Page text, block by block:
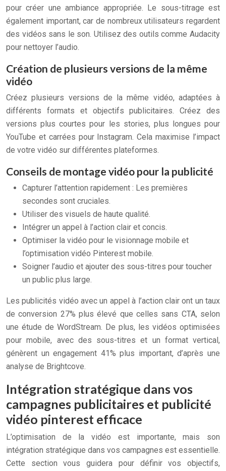
pour créer une ambiance appropriée. Le sous-titrage est
également important, car de nombreux utilisateurs regardent
des vidéos sans le son. Utilisez des outils comme Audacity
pour nettoyer l’audio.
Création de plusieurs versions de la même
vidéo
Créez plusieurs versions de la même vidéo, adaptées à
différents formats et objectifs publicitaires. Créez des
versions plus courtes pour les stories, plus longues pour
YouTube et carrées pour Instagram. Cela maximise l’impact
de votre vidéo sur différentes plateformes.
Conseils de montage vidéo pour la publicité
Capturer l’attention rapidement : Les premières
secondes sont cruciales.
Utiliser des visuels de haute qualité.
Intégrer un appel à l’action clair et concis.
Optimiser la vidéo pour le visionnage mobile et
l’optimisation vidéo Pinterest mobile.
Soigner l’audio et ajouter des sous-titres pour toucher
un public plus large.
Les publicités vidéo avec un appel à l’action clair ont un taux
de conversion 27% plus élevé que celles sans CTA, selon
une étude de WordStream. De plus, les vidéos optimisées
pour mobile, avec des sous-titres et un format vertical,
génèrent un engagement 41% plus important, d’après une
analyse de Brightcove.
Intégration stratégique dans vos
campagnes publicitaires et publicité
vidéo pinterest efficace
L’optimisation de la vidéo est importante, mais son
intégration stratégique dans vos campagnes est essentielle.
Cette section vous guidera pour définir vos objectifs,